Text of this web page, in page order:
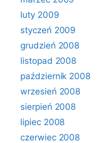
luty 2009
styczeń 2009
grudzień 2008
listopad 2008
październik 2008
wrzesień 2008
sierpień 2008
lipiec 2008
czerwiec 2008